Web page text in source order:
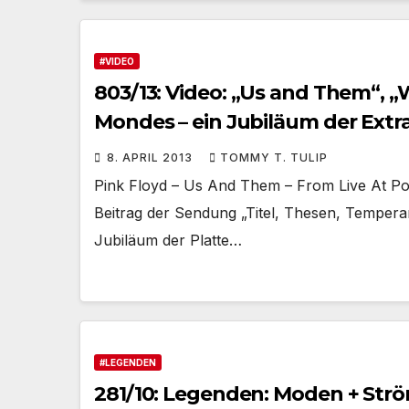
#VIDEO
803/13: Video: „Us and Them“,
Mondes – ein Jubiläum der
8. APRIL 2013 TOMMY T. TULIP
Pink Floyd – Us And Them – From Live At
Beitrag der Sendung „Titel, Thesen,
Jubiläum der Platte…
#LEGENDEN
281/10: Legenden: Moden +